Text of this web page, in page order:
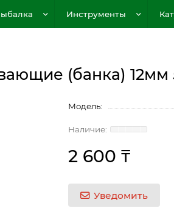
Инструменты
(банка) 12мм
Модель:
2 600 ₸
Уведомить